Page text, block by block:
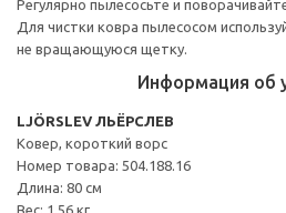
Регулярно пылесосьте и
Для чистки ковра пылесосом
не вращающуюся щетку.
Информация об
LJÖRSLEV ЛЬЁРСЛЕВ
Ковер, короткий ворс
Номер товара: 504.188.16
Длина: 80 см
Вес: 1.56 кг